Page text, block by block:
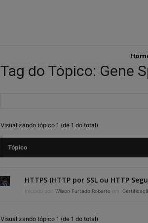
Tag do Tópico: Gene
Visualizando tópico 1 (de 1 do total)
Tópico
HTTPS (HTTP por SSL ou HTTP
Iniciado por: Wilson Furtado Roberto em:
Visualizando tópico 1 (de 1 do total)